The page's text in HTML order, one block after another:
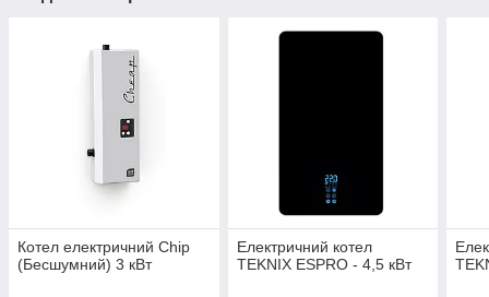
Котел електричний Chip
(Бесшумний) 3 кВт
Електричний котел
TEKNIX ESPRO - 4,5 кВт